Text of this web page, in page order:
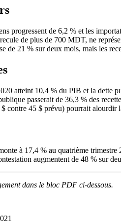
progressent de 6,2 % et les
de plus de 700 MDT, ne
de 21 % sur deux mois, mais les
atteint 10,4 % du PIB et la dette
passerait de 36,3 % des
contre 45 $ prévu) pourrait alourdir
à 17,4 % au quatrième
augmentent de 48 % sur
dans le bloc PDF ci-dessous.